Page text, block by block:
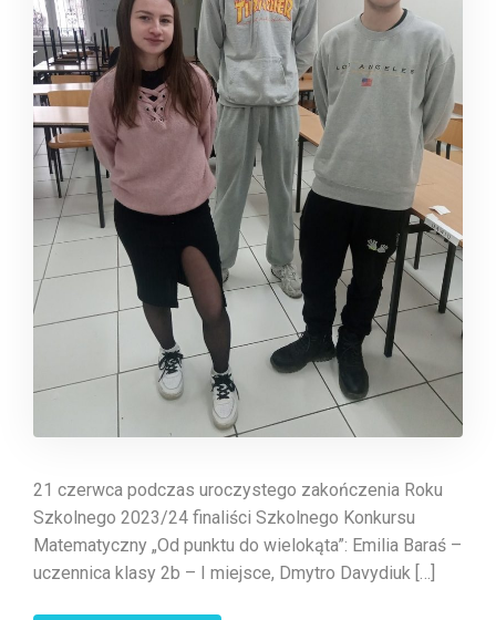
21 czerwca podczas uroczystego zakończenia Roku
Szkolnego 2023/24 finaliści Szkolnego Konkursu
Matematyczny „Od punktu do wielokąta”: Emilia Baraś –
uczennica klasy 2b – I miejsce, Dmytro Davydiuk […]